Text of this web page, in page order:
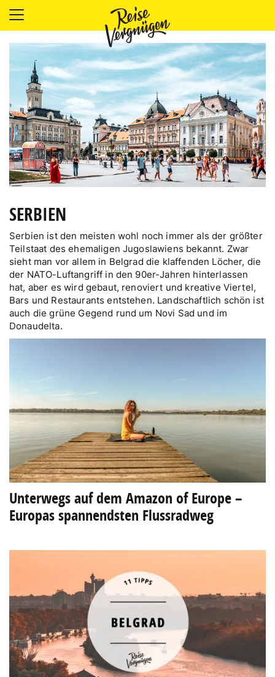
LÄNDER
UNTERKÜNFTE
FOOD
PLANUNG
OUTDOOR
SERBIEN
Serbien ist den meisten wohl noch immer als der größter
Teilstaat des ehemaligen Jugoslawiens bekannt. Zwar
sieht man vor allem in Belgrad die klaffenden Löcher, die
der NATO-Luftangriff in den 90er-Jahren hinterlassen
hat, aber es wird gebaut, renoviert und kreative Viertel,
Bars und Restaurants entstehen. Landschaftlich schön ist
auch die grüne Gegend rund um Novi Sad und im
Donaudelta.
Unterwegs auf dem Amazon of Europe –
Europas spannendsten Flussradweg